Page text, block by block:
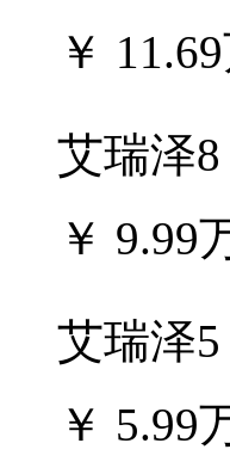
￥
艾瑞泽8
￥ 9.99
艾瑞泽
￥ 5.99